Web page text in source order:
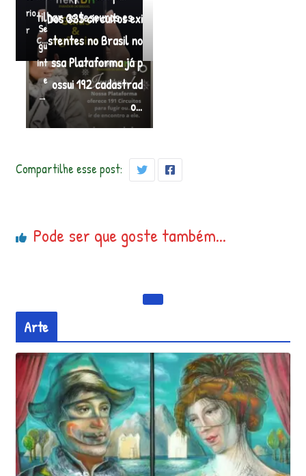
rio
r
tilhar os tesouros es
c…
Se
gu
int
e
→
Dos 335 circuitos exi
stentes no Brasil no
ssa Plataforma já p
ossui 192 cadastrad
o…
Compartilhe esse post:
Pode ser que goste também...
Arte